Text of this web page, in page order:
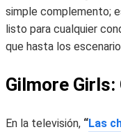
simple complemento;
listo para cualquier
que hasta los
Gilmore
En la televisión, “Las